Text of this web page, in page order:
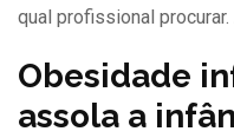
qual profissional procurar.
Obesidade
assola a